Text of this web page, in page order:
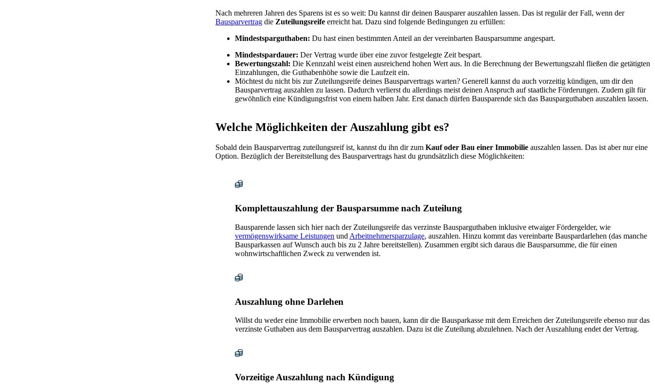
Nach mehreren Jahren des Sparens ist es so weit: Du kannst dir deinen Bausparer auszahlen lassen. Das ist regulär der Fall, wenn der
Bausparvertrag die Zuteilungsreife erreicht hat. Dazu sind folgende Bedingungen zu erfüllen:
Mindestsparguthaben: Du hast einen bestimmten Anteil an der vereinbarten Bausparsumme angespart.
Mindestspardauer: Der Vertrag wurde über eine zuvor festgelegte Zeit bespart.
Bewertungszahl: Die Kennzahl weist einen ausreichend hohen Wert aus. In die Berechnung der Bewertungszahl fließen die getätigten
Einzahlungen, die Guthabenhöhe sowie die Laufzeit ein.
Möchtest du nicht bis zur Zuteilungsreife deines Bausparvertrags warten? Generell kannst du auch vorzeitig kündigen, um dir den
Bausparvertrag auszahlen zu lassen. Dadurch verlierst du allerdings meist deinen Anspruch auf staatliche Förderungen. Zudem gilt für
gewöhnlich eine Kündigungsfrist von einem halben Jahr. Erst danach dürfen Bausparende sich das Bausparguthaben auszahlen lassen.
Welche Möglichkeiten der Auszahlung gibt es?
Sobald dein Bausparvertrag zuteilungsreif ist, kannst du ihn dir zum Kauf oder Bau einer Immobilie auszahlen lassen. Das ist aber nur eine
Option. Bezüglich der Bereitstellung des Bausparvertrags hast du grundsätzlich diese Möglichkeiten:
Komplettauszahlung der Bausparsumme nach Zuteilung
Bausparende lassen sich hier nach der Zuteilungsreife das verzinste Bausparguthaben inklusive etwaiger Fördergelder, wie
vermögenswirksame Leistungen und Arbeitnehmersparzulage, auszahlen. Hinzu kommt das vereinbarte Bauspardarlehen (das manche
Bausparkassen auf Wunsch auch bis zu 2 Jahre bereitstellen). Zusammen ergibt sich daraus die Bausparsumme, die für einen
wohnwirtschaftlichen Zweck zu verwenden ist.
Auszahlung ohne Darlehen
Willst du weder eine Immobilie erwerben noch bauen, kann dir die Bausparkasse mit dem Erreichen der Zuteilungsreife ebenso nur das
verzinste Guthaben aus dem Bausparvertrag auszahlen. Dazu ist die Zuteilung abzulehnen. Nach der Auszahlung endet der Vertrag.
Vorzeitige Auszahlung nach Kündigung